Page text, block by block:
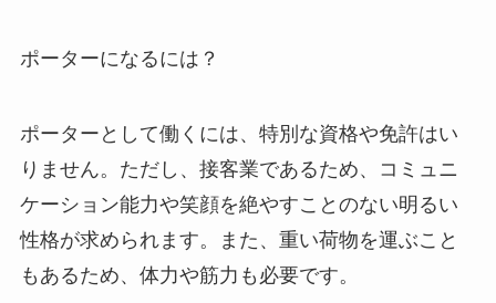
ポーターになるには？
ポーターとして働くには、特別な資格や免許はい
りません。ただし、接客業であるため、コミュニ
ケーション能力や笑顔を絶やすことのない明るい
性格が求められます。また、重い荷物を運ぶこと
もあるため、体力や筋力も必要です。